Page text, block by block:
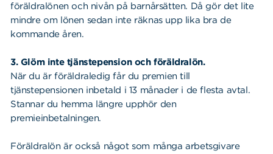
föräldralönen och nivån på barnårsätten. Då gör det lite
mindre om lönen sedan inte räknas upp lika bra de
kommande åren.
3. Glöm inte tjänstepension och föräldralön.
När du är föräldraledig får du premien till
tjänstepensionen inbetald i 13 månader i de flesta avtal.
Stannar du hemma längre upphör den
premieinbetalningen.
Föräldralön är också något som många arbetsgivare